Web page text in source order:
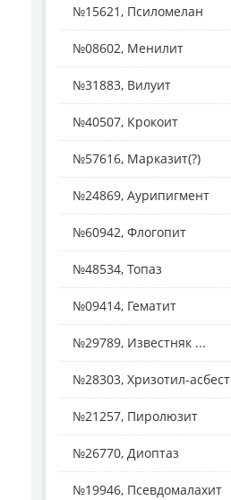
№15621, Псиломелан
№08602, Менилит
№31883, Вилуит
№40507, Крокоит
№57616, Марказит(?)
№24869, Аурипигмент
№60942, Флогопит
№48534, Топаз
№09414, Гематит
№29789, Известняк ...
№28303, Хризотил-асбест
№21257, Пиролюзит
№26770, Диоптаз
№19946, Псевдомалахит